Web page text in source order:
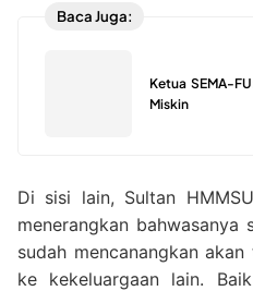
Baca Juga:
Ketua SEMA-
Miskin
Di sisi lain, Sultan
menerangkan bahwasanya
sudah mencanangkan
ke kekeluargaan lain.